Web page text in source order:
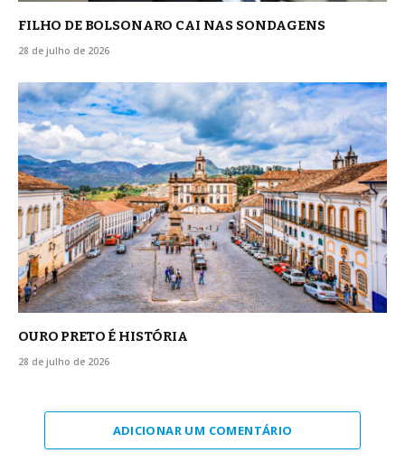
FILHO DE BOLSONARO CAI NAS SONDAGENS
28 de julho de 2026
OURO PRETO É HISTÓRIA
28 de julho de 2026
ADICIONAR UM COMENTÁRIO